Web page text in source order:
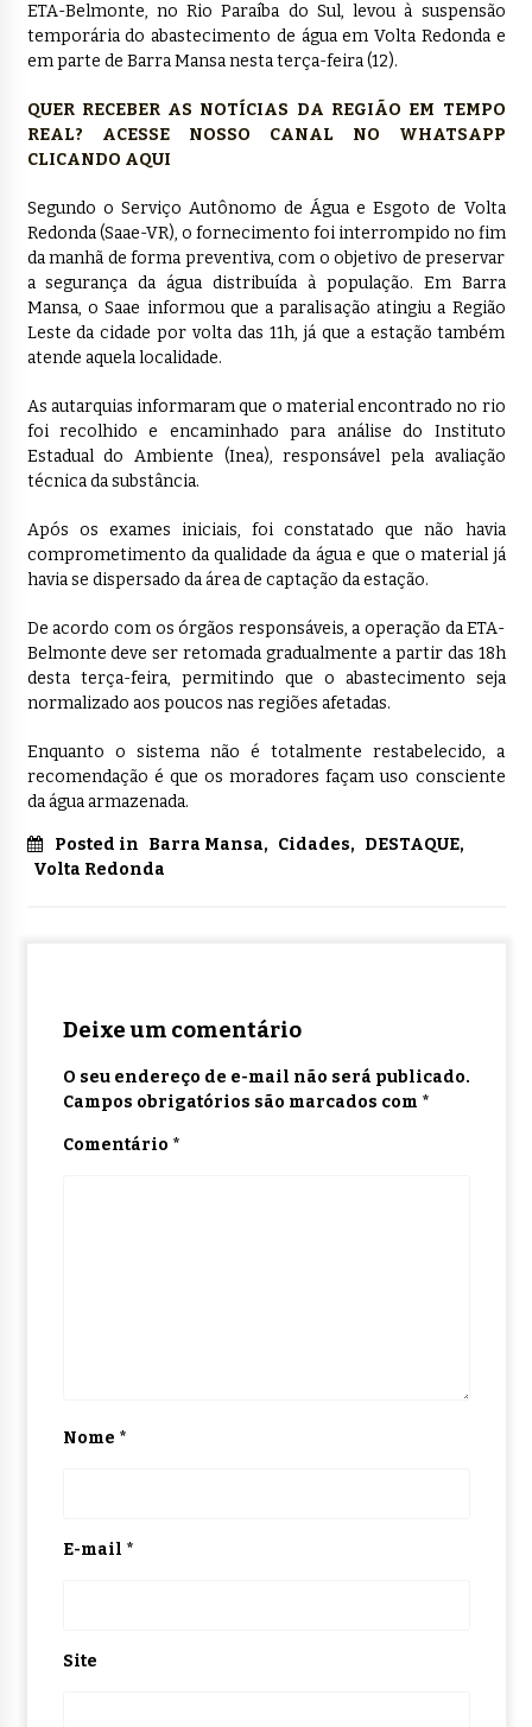
ETA-Belmonte, no Rio Paraíba do Sul, levou à suspensão
temporária do abastecimento de água em Volta Redonda e
em parte de Barra Mansa nesta terça-feira (12).
QUER RECEBER AS NOTÍCIAS DA REGIÃO EM TEMPO
REAL? ACESSE NOSSO CANAL NO WHATSAPP
CLICANDO AQUI
Segundo o Serviço Autônomo de Água e Esgoto de Volta
Redonda (Saae-VR), o fornecimento foi interrompido no fim
da manhã de forma preventiva, com o objetivo de preservar
a segurança da água distribuída à população. Em Barra
Mansa, o Saae informou que a paralisação atingiu a Região
Leste da cidade por volta das 11h, já que a estação também
atende aquela localidade.
As autarquias informaram que o material encontrado no rio
foi recolhido e encaminhado para análise do Instituto
Estadual do Ambiente (Inea), responsável pela avaliação
técnica da substância.
Após os exames iniciais, foi constatado que não havia
comprometimento da qualidade da água e que o material já
havia se dispersado da área de captação da estação.
De acordo com os órgãos responsáveis, a operação da ETA-
Belmonte deve ser retomada gradualmente a partir das 18h
desta terça-feira, permitindo que o abastecimento seja
normalizado aos poucos nas regiões afetadas.
Enquanto o sistema não é totalmente restabelecido, a
recomendação é que os moradores façam uso consciente
da água armazenada.
Posted in Barra Mansa, Cidades, DESTAQUE,
Volta Redonda
Deixe um comentário
O seu endereço de e-mail não será publicado.
Campos obrigatórios são marcados com *
Comentário *
Nome *
E-mail *
Site